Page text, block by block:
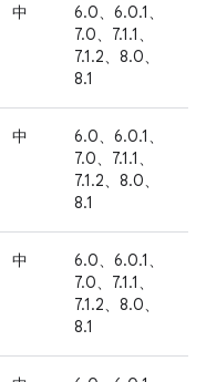
中
6.0、6.0.1、
7.0、7.1.1、
7.1.2、8.0、
8.1
中
6.0、6.0.1、
7.0、7.1.1、
7.1.2、8.0、
8.1
中
6.0、6.0.1、
7.0、7.1.1、
7.1.2、8.0、
8.1